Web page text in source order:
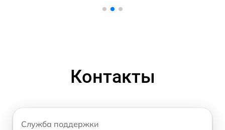
Контакты
Служба поддержки